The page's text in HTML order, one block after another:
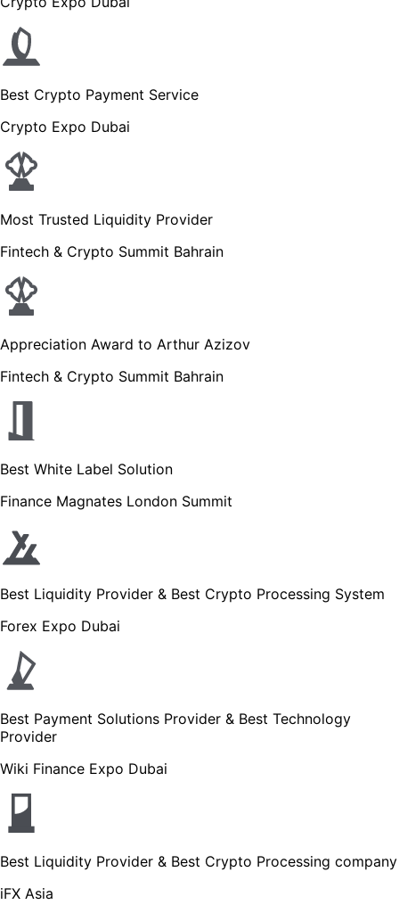
Best Crypto Payment Service
Crypto Expo Dubai
Most Trusted Liquidity Provider
Fintech & Crypto Summit Bahrain
Appreciation Award to Arthur Azizov
Fintech & Crypto Summit Bahrain
Best White Label Solution
Finance Magnates London Summit
Best Liquidity Provider & Best Crypto Processing System
Forex Expo Dubai
Best Payment Solutions Provider & Best Technology
Provider
Wiki Finance Expo Dubai
Best Liquidity Provider & Best Crypto Processing company
iFX Asia